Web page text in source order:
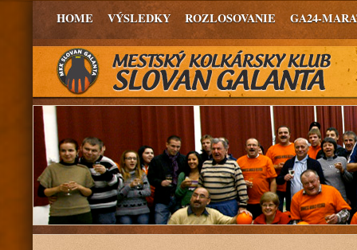
HOME VÝSLEDKY ROZLOSOVANIE GA24-